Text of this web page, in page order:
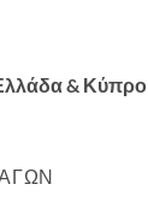
& Κύπρο